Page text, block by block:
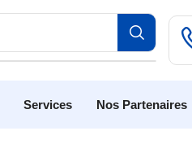
Services Nos Partenaires